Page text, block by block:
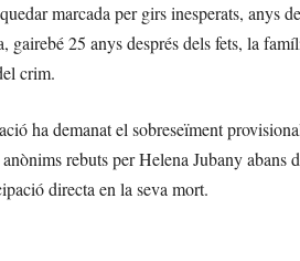
marcada per girs inesperats, anys
25 anys després dels fets, la
crim.
ha demanat el sobreseïment
rebuts per Helena Jubany
directa en la seva mort.